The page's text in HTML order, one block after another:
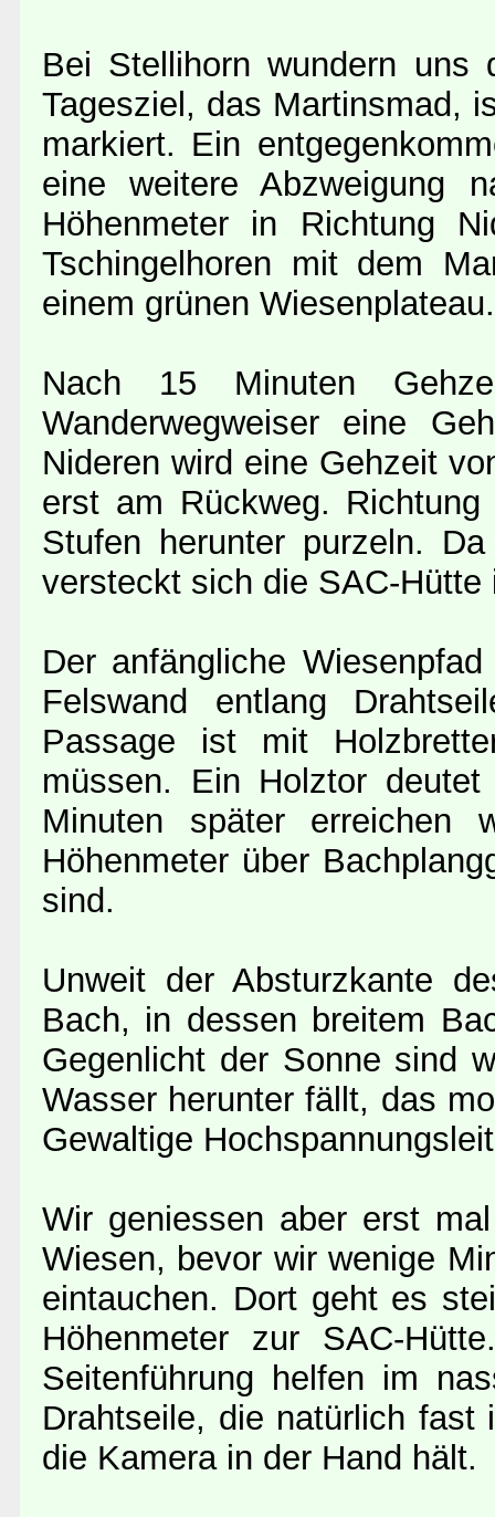
Bei Stellihorn wundern uns
Tagesziel, das Martinsmad,
markiert. Ein
eine weitere Abzweigung
Höhenmeter in Richtung
Tschingelhoren mit dem
einem grünen Wiesenplateau.
Nach 15 Minuten
Wanderwegweiser eine
Nideren wird eine Gehzeit
erst am Rückweg.
Stufen herunter purzeln.
versteckt sich die SAC-Hütte
Der anfängliche
Felswand entlang
Passage ist mit
müssen. Ein Holztor
Minuten später erreichen
Höhenmeter über
sind.
Unweit der Absturzkante
Bach, in dessen breitem
Gegenlicht der Sonne sind
Wasser herunter fällt, das
Gewaltige
Wir geniessen aber erst
Wiesen, bevor wir wenige
eintauchen. Dort geht es
Höhenmeter zur SAC-
Seitenführung helfen im
Drahtseile, die natürlich
die Kamera in der Hand hält.